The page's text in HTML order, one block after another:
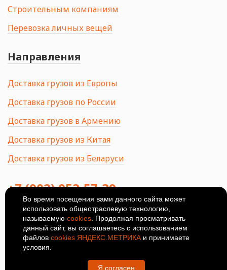
Строительным компаниям
Перевозка личных вещей
Направления
Доставка грузов из Европы
Доставка грузов по России
Доставка грузов в Армению
Доставка грузов из Китая
Доставка грузов из Беларуси
+7 (902) 953-57-39
414024, Россия, Астрахань, ул.
Ширяева, 8Б
© 2026Политика
конфиденциальности
Во время посещения вами данного сайта может
использовать общеотраслевую технологию,
называемую cookies . Продолжая просматривать
данный сайт, вы соглашаетесь с использованием
файлов cookies ЯНДЕКС.МЕТРИКА и принимаете
условия.
Я согласен